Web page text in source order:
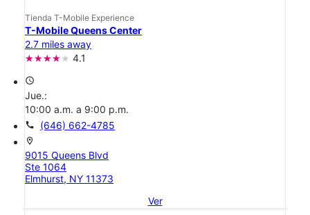
Tienda T-Mobile Experience
T-Mobile Queens Center
2.7 miles away
4.1
access_time
Jue.:
10:00 a.m. a 9:00 p.m.
call (646) 662-4785
location_on
9015 Queens Blvd
Ste 1064
Elmhurst, NY 11373
Ver